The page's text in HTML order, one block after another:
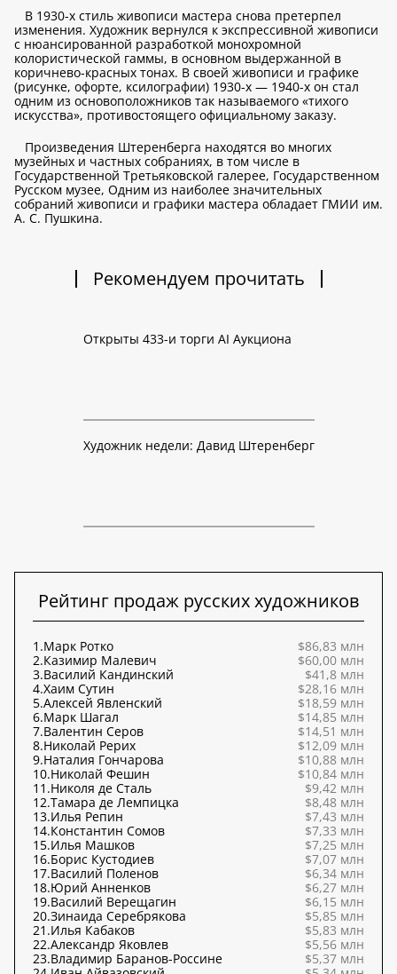
В 1930-х стиль живописи мастера снова претерпел
изменения. Художник вернулся к экспрессивной живописи
с нюансированной разработкой монохромной
колористической гаммы, в основном выдержанной в
коричнево-красных тонах. В своей живописи и графике
(рисунке, офорте, ксилографии) 1930-х — 1940-х он стал
одним из основоположников так называемого «тихого
искусства», противостоящего официальному заказу.
Произведения Штеренберга находятся во многих
музейных и частных собраниях, в том числе в
Государственной Третьяковской галерее, Государственном
Русском музее, Одним из наиболее значительных
собраний живописи и графики мастера обладает ГМИИ им.
А. С. Пушкина.
Рекомендуем прочитать
Открыты 433-и торги AI Аукциона
Художник недели: Давид Штеренберг
Рейтинг продаж русских художников
1.Марк Ротко
$86,83 млн
2.Казимир Малевич
$60,00 млн
3.Василий Кандинский
$41,8 млн
4.Хаим Сутин
$28,16 млн
5.Алексей Явленский
$18,59 млн
6.Марк Шагал
$14,85 млн
7.Валентин Серов
$14,51 млн
8.Николай Рерих
$12,09 млн
9.Наталия Гончарова
$10,88 млн
10.Николай Фешин
$10,84 млн
11.Николя де Сталь
$9,42 млн
12.Тамара де Лемпицка
$8,48 млн
13.Илья Репин
$7,43 млн
14.Константин Сомов
$7,33 млн
15.Илья Машков
$7,25 млн
16.Борис Кустодиев
$7,07 млн
17.Василий Поленов
$6,34 млн
18.Юрий Анненков
$6,27 млн
19.Василий Верещагин
$6,15 млн
20.Зинаида Серебрякова
$5,85 млн
21.Илья Кабаков
$5,83 млн
22.Александр Яковлев
$5,56 млн
23.Владимир Баранов-Россине
$5,37 млн